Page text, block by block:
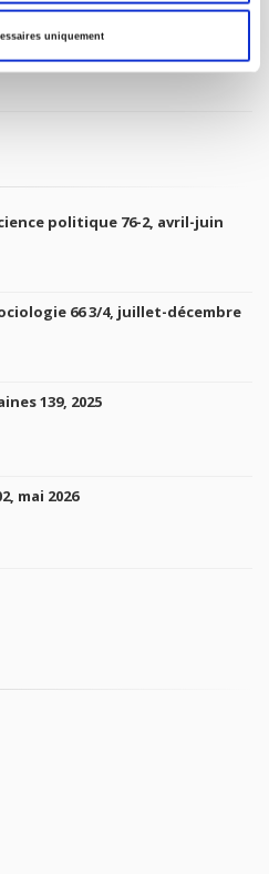
uniquement
politique 76-2, avril-juin
66 3/4, juillet-décembre
139, 2025
mai 2026